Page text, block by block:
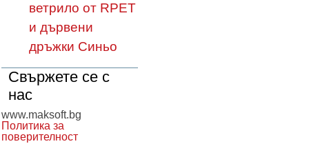
ветрило от RPET
и дървени
дръжки Синьо
Свържете се с
нас
www.maksoft.bg
Политика за
поверителност